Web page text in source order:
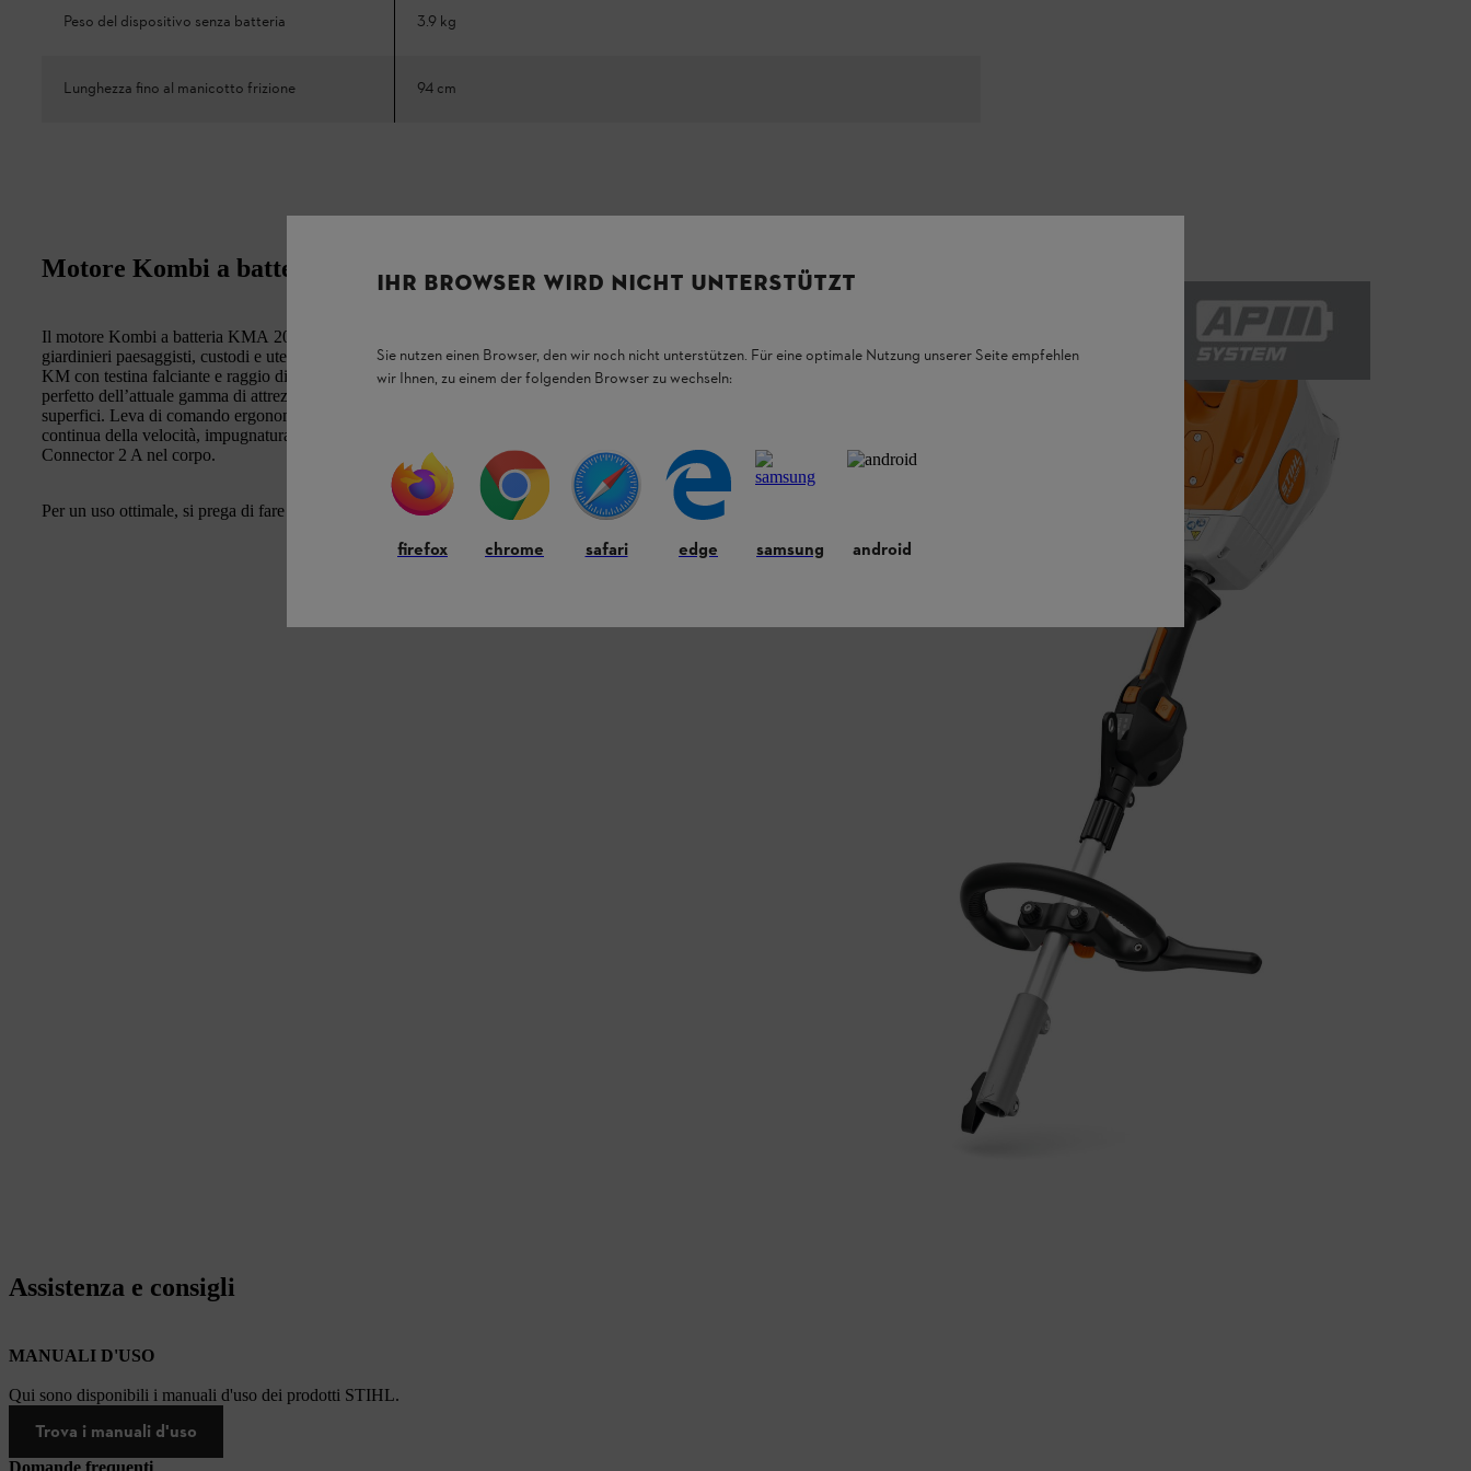
Peso del dispositivo senza batteria 3.9 kg
Lunghezza fino al manicotto frizione 94 cm
Motore Kombi a batteria KMA 200 R: Robusto e potente motore
Il motore Kombi a batteria KMA 200 R più potente di STIHL è il compagno di lavoro perfetto per
giardinieri paesaggisti, custodi e utenti privati con giardini di grandi dimensioni. Il nuovo attrezzo Kombi FSS-
KM con testina falciante e raggio di falciatura ampliato rappresenta il completamento
perfetto dell’attuale gamma di attrezzi Kombi per tagliare il prato, i bordi, potare le siepi o pulire le
superfici. Leva di comando ergonomica con selezione della velocità a tre livelli e display LED, regolazione
continua della velocità, impugnatura circolare, filtro aria per una lunga durata. Abilitato per STIHL Smart
Connector 2 A nel corpo.
Per un uso ottimale, si prega di fare riferimento alla nostra panoramica sulla compatibilità delle batterie
Assistenza e consigli
MANUALI D'USO
Qui sono disponibili i manuali d'uso dei prodotti STIHL.
Trova i manuali d'uso
Domande frequenti
IHR BROWSER WIRD NICHT UNTERSTÜTZT
Sie nutzen einen Browser, den wir noch nicht unterstützen. Für eine optimale Nutzung unserer Seite empfehlen
wir Ihnen, zu einem der folgenden Browser zu wechseln:
firefox chrome safari edge samsung android